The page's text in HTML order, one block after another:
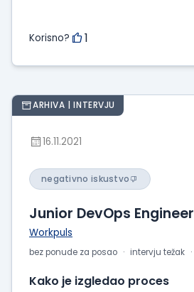
Korisno? 1
ARHIVA | INTERVJU
16.11.2021
negativno iskustvo
Junior DevOps Engineer
Workpuls
bez ponude za posao intervju težak
Kako je izgledao proces